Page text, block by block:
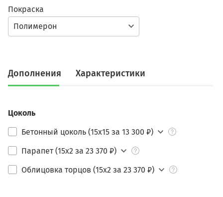
Полимерон
Покраска
Дополнения Характеристики
Цоколь
Бетонный цоколь (15х15 за 13 300 ₽)
Парапет (15х2 за 23 370 ₽)
Облицовка торцов (15х2 за 23 370 ₽)